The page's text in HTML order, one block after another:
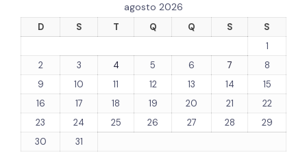
agosto 2026
D S T Q Q S
S
1
2
3 4 5 6 7
8
9
10 11 12 13 14
15
16
17 18 19 20 21
22
23
24 25 26 27 28
29
30
31